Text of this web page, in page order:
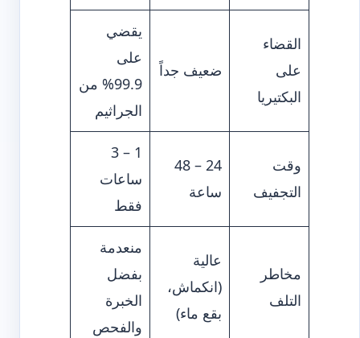
القضاء
على
البكتيريا
ضعيف جداً
يقضي
على
99.9% من
الجراثيم
وقت
التجفيف
24 – 48
ساعة
1 – 3
ساعات
فقط
مخاطر
التلف
عالية
(انكماش،
بقع ماء)
منعدمة
بفضل
الخبرة
والفحص